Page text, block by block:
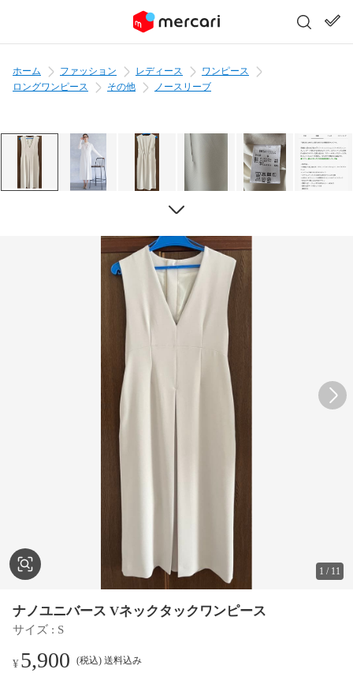
ホーム ファッション レディース
ワンピース
ロングワンピース
その他 ノースリーブ
1 / 11
ナノユニバース Vネックタックワンピース
サイズ : S
¥5,900 (税込) 送料込み